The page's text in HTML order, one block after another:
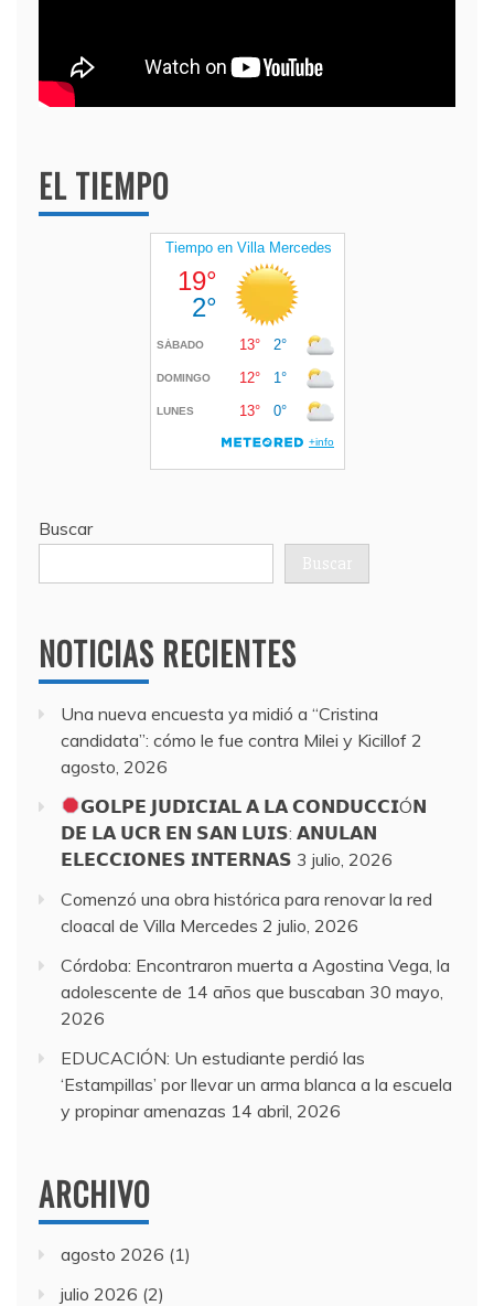
EL TIEMPO
Buscar
Buscar
NOTICIAS RECIENTES
Una nueva encuesta ya midió a “Cristina
candidata”: cómo le fue contra Milei y Kicillof 2
agosto, 2026
𝗚𝗢𝗟𝗣𝗘 𝗝𝗨𝗗𝗜𝗖𝗜𝗔𝗟 𝗔 𝗟𝗔 𝗖𝗢𝗡𝗗𝗨𝗖𝗖𝗜Ó𝗡
𝗗𝗘 𝗟𝗔 𝗨𝗖𝗥 𝗘𝗡 𝗦𝗔𝗡 𝗟𝗨𝗜𝗦: 𝗔𝗡𝗨𝗟𝗔𝗡
𝗘𝗟𝗘𝗖𝗖𝗜𝗢𝗡𝗘𝗦 𝗜𝗡𝗧𝗘𝗥𝗡𝗔𝗦 3 julio, 2026
Comenzó una obra histórica para renovar la red
cloacal de Villa Mercedes 2 julio, 2026
Córdoba: Encontraron muerta a Agostina Vega, la
adolescente de 14 años que buscaban 30 mayo,
2026
EDUCACIÓN: Un estudiante perdió las
‘Estampillas’ por llevar un arma blanca a la escuela
y propinar amenazas 14 abril, 2026
ARCHIVO
agosto 2026 (1)
julio 2026 (2)